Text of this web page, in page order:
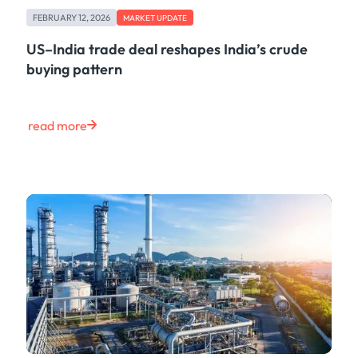
Oil
Containers
Ship Tracking
Power
Metals
Coal
Grains & Oilseeds
Iron Ore
Dry Bulk
Government
Financial
Insurance
FEBRUARY 12, 2026 MARKET UPDATE
US–India trade deal reshapes India’s crude
buying pattern
read more